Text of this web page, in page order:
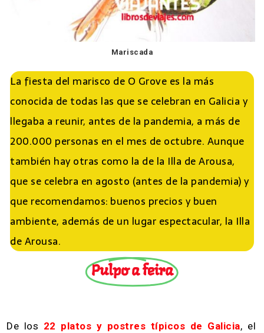
Mariscada
La fiesta del marisco de O Grove es la más
conocida de todas las que se celebran en Galicia y
llegaba a reunir, antes de la pandemia, a más de
200.000 personas en el mes de octubre. Aunque
también hay otras como la de la Illa de Arousa,
que se celebra en agosto (antes de la pandemia) y
que recomendamos: buenos precios y buen
ambiente, además de un lugar espectacular, la Illa
de Arousa.
Pulpo a feira
De los 22 platos y postres típicos de Galicia, el